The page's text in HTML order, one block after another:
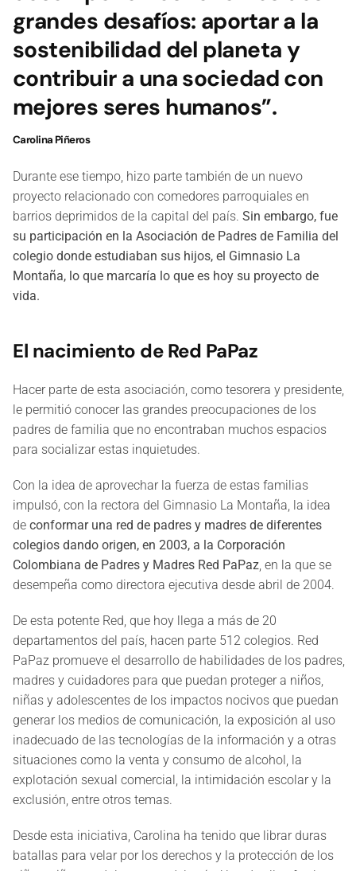
grandes desafíos: aportar a la
sostenibilidad del planeta y
contribuir a una sociedad con
mejores seres humanos”.
Carolina Piñeros
Durante ese tiempo, hizo parte también de un nuevo
proyecto relacionado con comedores parroquiales en
barrios deprimidos de la capital del país. Sin embargo, fue
su participación en la Asociación de Padres de Familia del
colegio donde estudiaban sus hijos, el Gimnasio La
Montaña, lo que marcaría lo que es hoy su proyecto de
vida.
El nacimiento de Red PaPaz
Hacer parte de esta asociación, como tesorera y presidente,
le permitió conocer las grandes preocupaciones de los
padres de familia que no encontraban muchos espacios
para socializar estas inquietudes.
Con la idea de aprovechar la fuerza de estas familias
impulsó, con la rectora del Gimnasio La Montaña, la idea
de conformar una red de padres y madres de diferentes
colegios dando origen, en 2003, a la Corporación
Colombiana de Padres y Madres Red PaPaz, en la que se
desempeña como directora ejecutiva desde abril de 2004.
De esta potente Red, que hoy llega a más de 20
departamentos del país, hacen parte 512 colegios. Red
PaPaz promueve el desarrollo de habilidades de los padres,
madres y cuidadores para que puedan proteger a niños,
niñas y adolescentes de los impactos nocivos que puedan
generar los medios de comunicación, la exposición al uso
inadecuado de las tecnologías de la información y a otras
situaciones como la venta y consumo de alcohol, la
explotación sexual comercial, la intimidación escolar y la
exclusión, entre otros temas.
Desde esta iniciativa, Carolina ha tenido que librar duras
batallas para velar por los derechos y la protección de los